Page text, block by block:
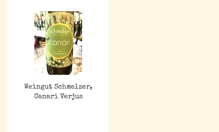
Weingut Schmelzer,
Canari Verjus